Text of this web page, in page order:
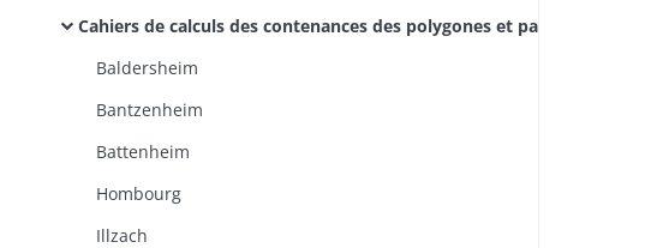
Cahiers de calculs des contenances des polygones et parcelles : canton de Habsheim
Baldersheim
Bantzenheim
Battenheim
Hombourg
Illzach